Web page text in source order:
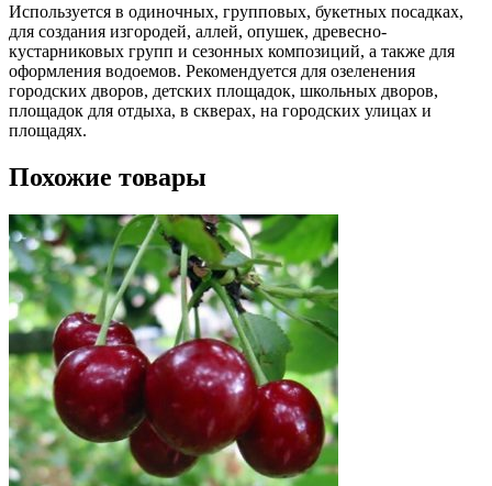
Используется в одиночных, групповых, букетных посадках,
для создания изгородей, аллей, опушек, древесно-
кустарниковых групп и сезонных композиций, а также для
оформления водоемов. Рекомендуется для озеленения
городских дворов, детских площадок, школьных дворов,
площадок для отдыха, в скверах, на городских улицах и
площадях.
Похожие товары